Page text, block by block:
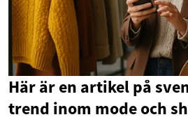
Här är en artikel på
trend inom mode och